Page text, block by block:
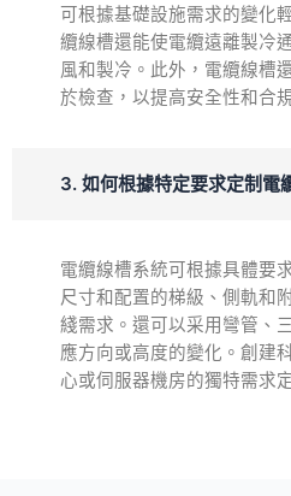
可根據基礎設施需求的變化
纜線槽還能使電纜遠離製冷
風和製冷。此外，電纜線槽
於檢查，以提高安全性和合
3. 如何根據特定要求定制電
電纜線槽系統可根據具體要
尺寸和配置的梯級、側軌和
綫需求。還可以采用彎管、
應方向或高度的變化。創建
心或伺服器機房的獨特需求